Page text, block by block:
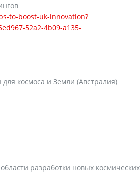
to-boost-uk-innovation?
52a2-4b09-a135-
космоса и Земли (Австралия)
разработки новых космических